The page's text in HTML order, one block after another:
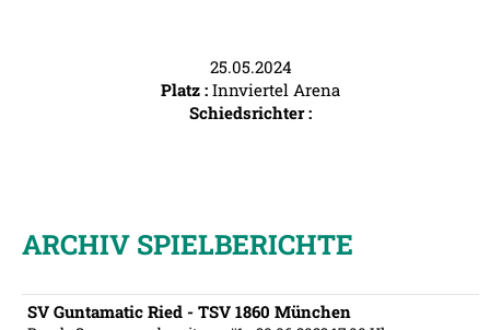
25.05.2024
Platz : Innviertel Arena
Schiedsrichter :
ARCHIV SPIELBERICHTE
SV Guntamatic Ried - TSV 1860 München